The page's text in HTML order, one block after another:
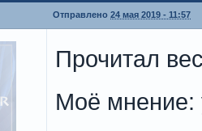
Отправлено 24 мая 2019 - 11:57
Прочитал
Моё мнение: